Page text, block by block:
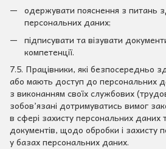
одержувати пояснення з питань
персональних даних;
підписувати та візувати
компетенції.
7.5. Працівники, які безпосередньо
або мають доступ до персональних
з виконанням своїх службових
зобов’язані дотримуватись вимог
в сфері захисту персональних даних
документів, щодо обробки і захисту
у базах персональних даних.